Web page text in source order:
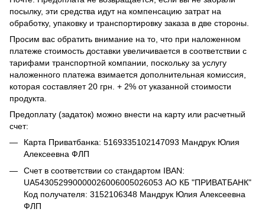
посылку, эти средства идут на компенсацию затрат на
обработку, упаковку и транспортировку заказа в две стороны.
Просим вас обратить внимание на то, что при наложенном
платеже стоимость доставки увеличивается в соответствии с
тарифами транспортной компании, поскольку за услугу
наложенного платежа взимается дополнительная комиссия,
которая составляет 20 грн. + 2% от указанной стоимости
продукта.
Предоплату (задаток) можно внести на карту или расчетный
счет:
Карта Приватбанка: 5169335102147093 Мандрук Юлия
Алексеевна ФЛП
Счет в соответствии со стандартом IBAN:
UA543052990000026006005026053 АО КБ "ПРИВАТБАНК"
Код получателя: 3152106348 Мандрук Юлия Алексеевна
ФЛП